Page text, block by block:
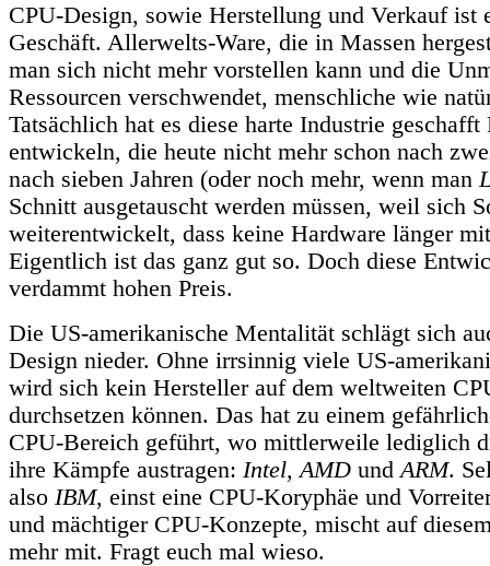
CPU-Design, sowie Herstellung und Verkauf ist
Geschäft. Allerwelts-Ware, die in Massen
man sich nicht mehr vorstellen kann und die
Ressourcen verschwendet, menschliche wie
Tatsächlich hat es diese harte Industrie geschafft
entwickeln, die heute nicht mehr schon nach
nach sieben Jahren (oder noch mehr, wenn man
Schnitt ausgetauscht werden müssen, weil sich
weiterentwickelt, dass keine Hardware länger
Eigentlich ist das ganz gut so. Doch diese
verdammt hohen Preis.
Die US-amerikanische Mentalität schlägt sich
Design nieder. Ohne irrsinnig viele US-
wird sich kein Hersteller auf dem weltweiten
durchsetzen können. Das hat zu einem
CPU-Bereich geführt, wo mittlerweile lediglich
ihre Kämpfe austragen: Intel, AMD undARM.
also IBM, einst eine CPU-Koryphäe und
und mächtiger CPU-Konzepte, mischt auf
mehr mit. Fragt euch mal wieso.